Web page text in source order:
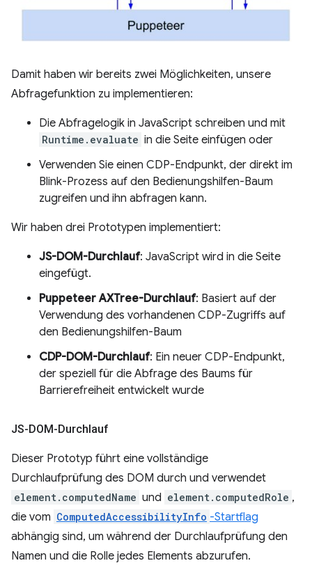
Damit haben wir bereits zwei Möglichkeiten, unsere
Abfragefunktion zu implementieren:
Die Abfragelogik in JavaScript schreiben und mit
Runtime.evaluate in die Seite einfügen oder
Verwenden Sie einen CDP-Endpunkt, der direkt im
Blink-Prozess auf den Bedienungshilfen-Baum
zugreifen und ihn abfragen kann.
Wir haben drei Prototypen implementiert:
JS-DOM-Durchlauf: JavaScript wird in die Seite
eingefügt.
Puppeteer AXTree-Durchlauf: Basiert auf der
Verwendung des vorhandenen CDP-Zugriffs auf
den Bedienungshilfen-Baum
CDP-DOM-Durchlauf: Ein neuer CDP-Endpunkt,
der speziell für die Abfrage des Baums für
Barrierefreiheit entwickelt wurde
JS-DOM-Durchlauf
Dieser Prototyp führt eine vollständige
Durchlaufprüfung des DOM durch und verwendet
element.computedName und element.computedRole ,
die vom ComputedAccessibilityInfo -Startflag
abhängig sind, um während der Durchlaufprüfung den
Namen und die Rolle jedes Elements abzurufen.